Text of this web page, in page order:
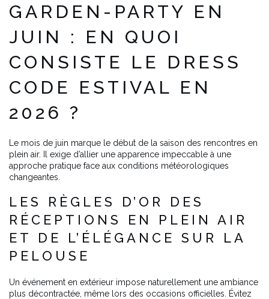
GARDEN-PARTY EN
JUIN : EN QUOI
CONSISTE LE DRESS
CODE ESTIVAL EN
2026 ?
Le mois de juin marque le début de la saison des rencontres en
plein air. Il exige d’allier une apparence impeccable à une
approche pratique face aux conditions météorologiques
changeantes.
LES RÈGLES D’OR DES
RÉCEPTIONS EN PLEIN AIR
ET DE L’ÉLÉGANCE SUR LA
PELOUSE
Un événement en extérieur impose naturellement une ambiance
plus décontractée, même lors des occasions officielles. Évitez